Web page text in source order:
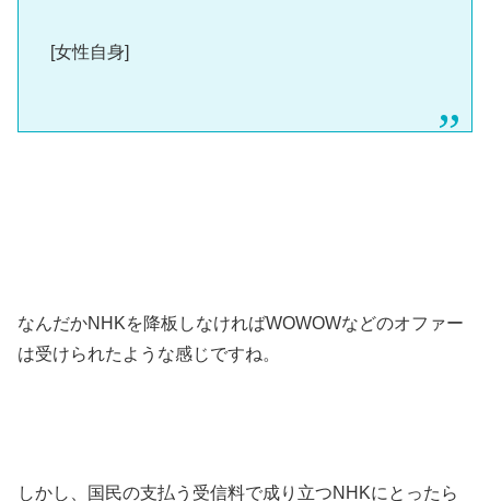
[女性自身]
なんだかNHKを降板しなければWOWOWなどのオファー
は受けられたような感じですね。
しかし、国民の支払う受信料で成り立つNHKにとったら